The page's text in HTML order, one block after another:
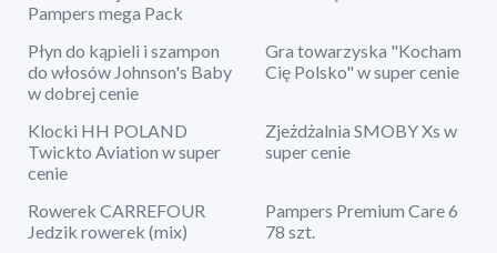
Pampers mega Pack
Płyn do kąpieli i szampon
do włosów Johnson's Baby
w dobrej cenie
Gra towarzyska "Kocham
Cię Polsko" w super cenie
Klocki HH POLAND
Twickto Aviation w super
cenie
Zjeżdżalnia SMOBY Xs w
super cenie
Rowerek CARREFOUR
Jedzik rowerek (mix)
Pampers Premium Care 6
78 szt.